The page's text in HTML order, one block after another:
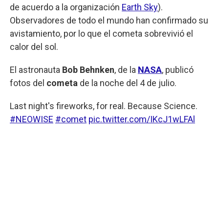
de acuerdo a la organización Earth Sky).
Observadores de todo el mundo han confirmado su
avistamiento, por lo que el cometa sobrevivió el
calor del sol.
El astronauta Bob Behnken, de la NASA, publicó
fotos del cometa de la noche del 4 de julio.
Last night's fireworks, for real. Because Science.
#NEOWISE #comet pic.twitter.com/IKcJ1wLFAl